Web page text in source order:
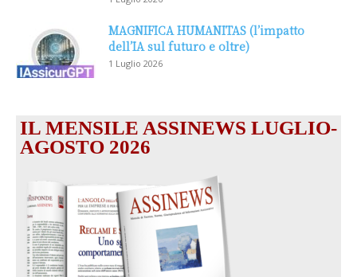
MAGNIFICA HUMANITAS (l’impatto
dell’IA sul futuro e oltre)
1 Luglio 2026
IL MENSILE ASSINEWS LUGLIO-
AGOSTO 2026